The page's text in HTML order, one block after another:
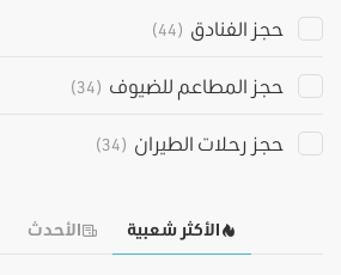
حجز الفنادق (44)
حجز المطاعم للضيوف (34)
حجز رحلات الطيران (34)
الأكثر شعبية الأحدث